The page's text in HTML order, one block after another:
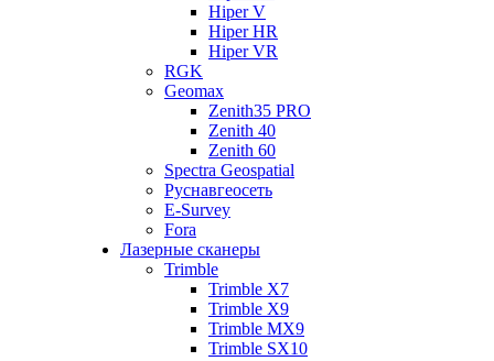
Hiper V
Hiper HR
Hiper VR
RGK
Geomax
Zenith35 PRO
Zenith 40
Zenith 60
Spectra Geospatial
Руснавгеосеть
E-Survey
Fora
Лазерные сканеры
Trimble
Trimble X7
Trimble X9
Trimble MX9
Trimble SX10